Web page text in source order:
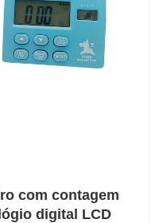
com contagem
digital LCD